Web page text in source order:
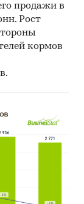
продажи в
Рост
кормов